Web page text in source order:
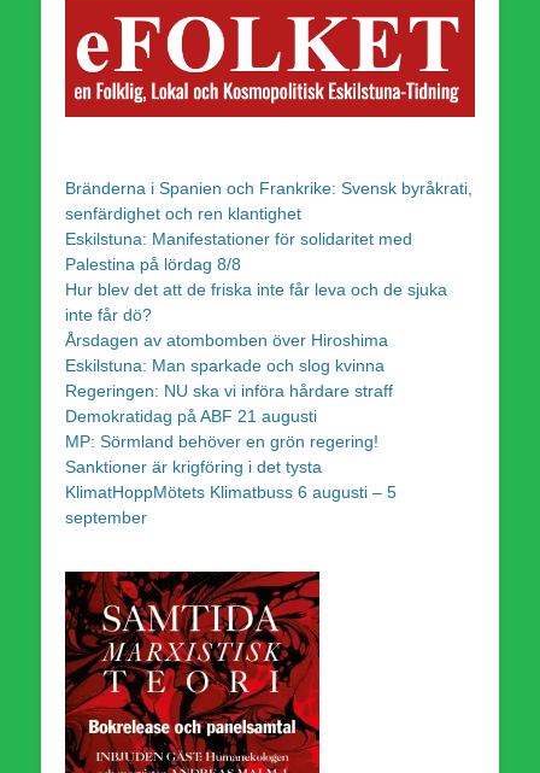
Bränderna i Spanien och Frankrike: Svensk byråkrati,
senfärdighet och ren klantighet
Eskilstuna: Manifestationer för solidaritet med
Palestina på lördag 8/8
Hur blev det att de friska inte får leva och de sjuka
inte får dö?
Årsdagen av atombomben över Hiroshima
Eskilstuna: Man sparkade och slog kvinna
Regeringen: NU ska vi införa hårdare straff
Demokratidag på ABF 21 augusti
MP: Sörmland behöver en grön regering!
Sanktioner är krigföring i det tysta
KlimatHoppMötets Klimatbuss 6 augusti – 5
september